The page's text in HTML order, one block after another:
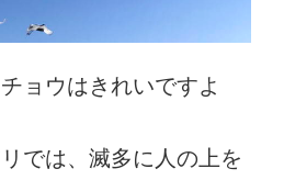
ョウはきれいですよ
では、滅多に人の上を